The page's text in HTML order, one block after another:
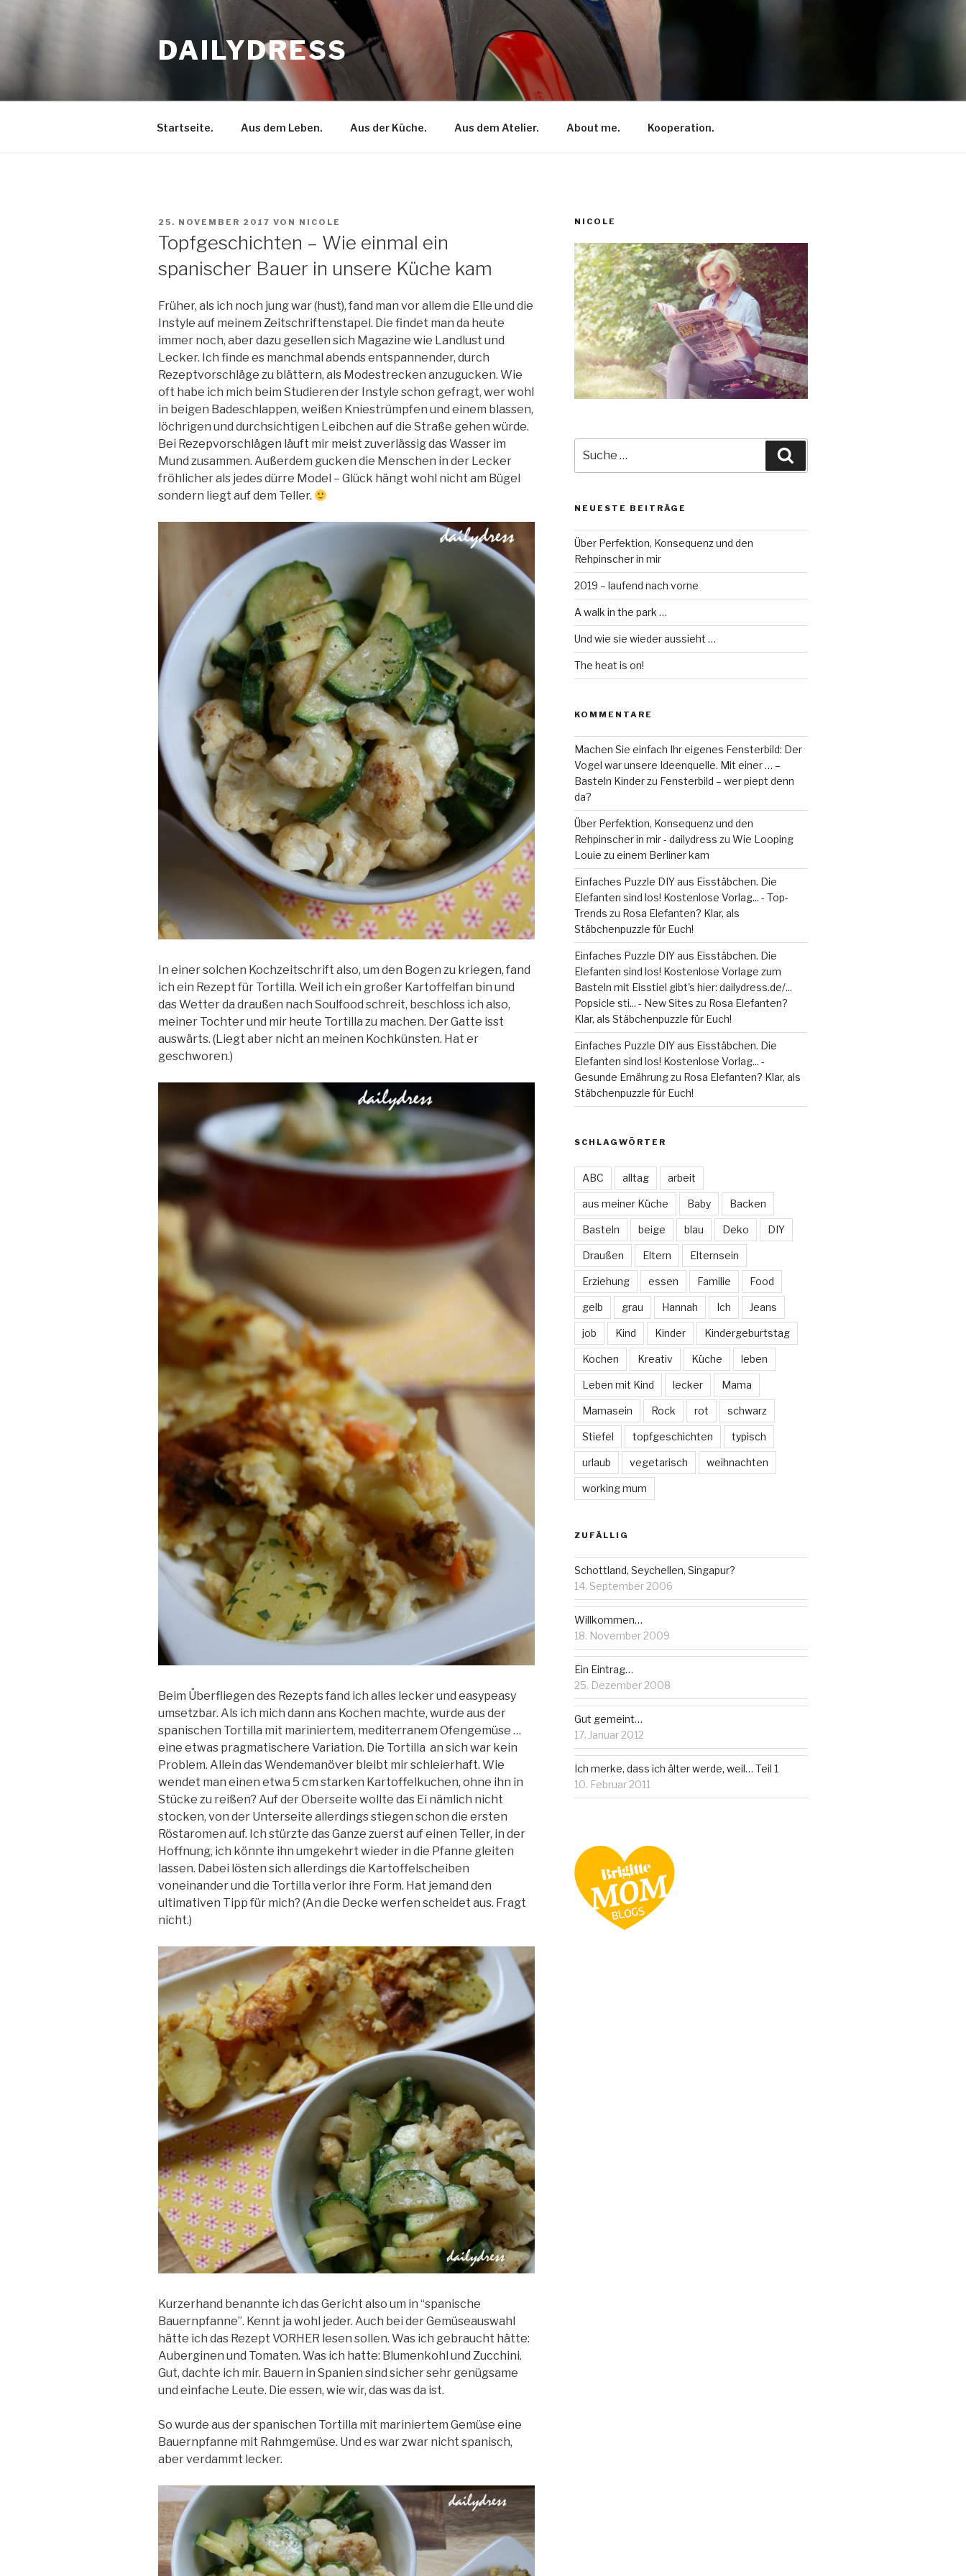
springen
DAILYDRESS
Startseite. Aus dem Leben. Aus der Küche. Aus dem Atelier. About me. Kooperation.
VERÖFFENTLICHT
25. NOVEMBER 2017 VON NICOLE
Topfgeschichten – Wie einmal ein
spanischer Bauer in unsere Küche kam
Früher, als ich noch jung war (hust), fand man vor allem die Elle und die
Instyle auf meinem Zeitschriftenstapel. Die findet man da heute
immer noch, aber dazu gesellen sich Magazine wie Landlust und
Lecker. Ich finde es manchmal abends entspannender, durch
Rezeptvorschläge zu blättern, als Modestrecken anzugucken. Wie
oft habe ich mich beim Studieren der Instyle schon gefragt, wer wohl
in beigen Badeschlappen, weißen Kniestrümpfen und einem blassen,
löchrigen und durchsichtigen Leibchen auf die Straße gehen würde.
Bei Rezepvorschlägen läuft mir meist zuverlässig das Wasser im
Mund zusammen. Außerdem gucken die Menschen in der Lecker
fröhlicher als jedes dürre Model – Glück hängt wohl nicht am Bügel
sondern liegt auf dem Teller.
In einer solchen Kochzeitschrift also, um den Bogen zu kriegen, fand
ich ein Rezept für Tortilla. Weil ich ein großer Kartoffelfan bin und
das Wetter da draußen nach Soulfood schreit, beschloss ich also,
meiner Tochter und mir heute Tortilla zu machen. Der Gatte isst
auswärts. (Liegt aber nicht an meinen Kochkünsten. Hat er
geschworen.)
Beim Überfliegen des Rezepts fand ich alles lecker und easypeasy
umsetzbar. Als ich mich dann ans Kochen machte, wurde aus der
spanischen Tortilla mit mariniertem, mediterranem Ofengemüse …
eine etwas pragmatischere Variation. Die Tortilla an sich war kein
Problem. Allein das Wendemanöver bleibt mir schleierhaft. Wie
wendet man einen etwa 5 cm starken Kartoffelkuchen, ohne ihn in
Stücke zu reißen? Auf der Oberseite wollte das Ei nämlich nicht
stocken, von der Unterseite allerdings stiegen schon die ersten
Röstaromen auf. Ich stürzte das Ganze zuerst auf einen Teller, in der
Hoffnung, ich könnte ihn umgekehrt wieder in die Pfanne gleiten
lassen. Dabei lösten sich allerdings die Kartoffelscheiben
voneinander und die Tortilla verlor ihre Form. Hat jemand den
ultimativen Tipp für mich? (An die Decke werfen scheidet aus. Fragt
nicht.)
Kurzerhand benannte ich das Gericht also um in “spanische
Bauernpfanne”. Kennt ja wohl jeder. Auch bei der Gemüseauswahl
hätte ich das Rezept VORHER lesen sollen. Was ich gebraucht hätte:
Auberginen und Tomaten. Was ich hatte: Blumenkohl und Zucchini.
Gut, dachte ich mir. Bauern in Spanien sind sicher sehr genügsame
und einfache Leute. Die essen, wie wir, das was da ist.
So wurde aus der spanischen Tortilla mit mariniertem Gemüse eine
Bauernpfanne mit Rahmgemüse. Und es war zwar nicht spanisch,
aber verdammt lecker.
NICOLE
nach:
NEUESTE BEITRÄGE
Über Perfektion, Konsequenz und den
Rehpinscher in mir
2019 – laufend nach vorne
A walk in the park …
Und wie sie wieder aussieht …
The heat is on!
KOMMENTARE
Machen Sie einfach Ihr eigenes Fensterbild: Der
Vogel war unsere Ideenquelle. Mit einer … –
Basteln Kinderzu Fensterbild – wer piept denn
da?
Über Perfektion, Konsequenz und den
Rehpinscher in mir - dailydress zu Wie Looping
Louie zu einem Berliner kam
Einfaches Puzzle DIY aus Eisstäbchen. Die
Elefanten sind los! Kostenlose Vorlag... - Top-
Trends zu Rosa Elefanten? Klar, als
Stäbchenpuzzle für Euch!
Einfaches Puzzle DIY aus Eisstäbchen. Die
Elefanten sind los! Kostenlose Vorlage zum
Basteln mit Eisstiel gibt's hier: dailydress.de/...
Popsicle sti... - New Sites zu Rosa Elefanten?
Klar, als Stäbchenpuzzle für Euch!
Einfaches Puzzle DIY aus Eisstäbchen. Die
Elefanten sind los! Kostenlose Vorlag... -
Gesunde Ernährungzu Rosa Elefanten? Klar, als
Stäbchenpuzzle für Euch!
SCHLAGWÖRTER
ABC alltag arbeit
aus meiner Küche Baby Backen
Basteln beige blau Deko DIY
Draußen Eltern Elternsein
Erziehung essen Familie Food
gelb grau Hannah Ich Jeans
job Kind Kinder Kindergeburtstag
Kochen Kreativ Küche leben
Leben mit Kind lecker Mama
Mamasein Rock rot schwarz
Stiefel topfgeschichten typisch
urlaub vegetarisch weihnachten
working mum
ZUFÄLLIG
Schottland, Seychellen, Singapur?
14. September 2006
Willkommen…
18. November 2009
Ein Eintrag…
25. Dezember 2008
Gut gemeint…
17. Januar 2012
Ich merke, dass ich älter werde, weil… Teil 1
10. Februar 2011